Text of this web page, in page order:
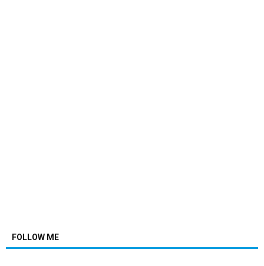
FOLLOW ME